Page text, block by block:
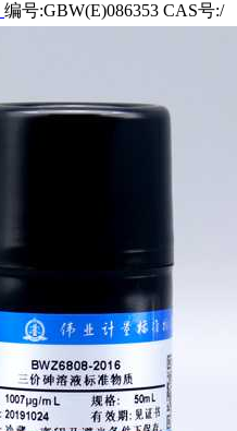
编号:GBW(E)086353 CAS号:/